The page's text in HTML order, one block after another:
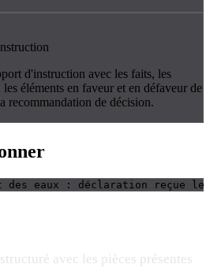
d'instruction avec les faits, les
éléments en faveur et en défaveur de
recommandation de décision.
des eaux : déclaration reçue
avec les pièces présentes